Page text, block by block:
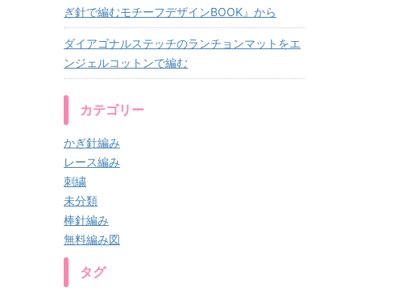
ぎ針で編むモチーフデザインBOOK』から
ダイアゴナルステッチのランチョンマットをエ
ンジェルコットンで編む
カテゴリー
かぎ針編み
レース編み
刺繍
未分類
棒針編み
無料編み図
タグ